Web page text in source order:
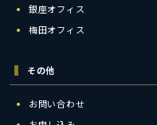
銀座オフィス
梅田オフィス
その他
お問い合わせ